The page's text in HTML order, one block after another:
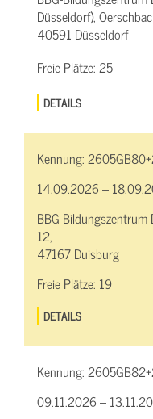
Düsseldorf),
40591 Düsseldorf
Freie Plätze:25
DETAILS
Kennung:
14.09.2026 –
BBG-Bildungszentrum
12,
47167 Duisburg
Freie Plätze: 19
DETAILS
Kennung:
09.11.2026 –